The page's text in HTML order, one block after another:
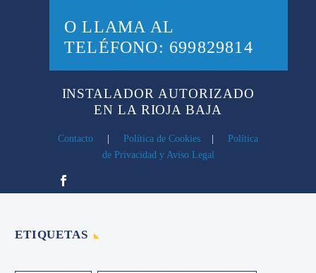
O LLAMA AL
TELÉFONO: 699829814
INSTALADOR AUTORIZADO
EN LA RIOJA BAJA
Contacto | Política de Cookies |
Política
de Privacidad y Aviso Legal
ETIQUETAS